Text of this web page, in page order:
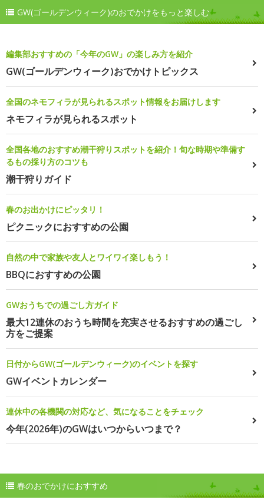
GW(ゴールデンウィーク)のおでかけをもっと楽しむ
編集部おすすめの「今年のGW」の楽しみ方を紹介
GW(ゴールデンウィーク)おでかけトピックス
全国のネモフィラが見られるスポット情報をお届けします
ネモフィラが見られるスポット
全国各地のおすすめ潮干狩りスポットを紹介！旬な時期や準備す
るもの採り方のコツも
潮干狩りガイド
春のお出かけにピッタリ！
ピクニックにおすすめの公園
自然の中で家族や友人とワイワイ楽しもう！
BBQにおすすめの公園
GWおうちでの過ごし方ガイド
最大12連休のおうち時間を充実させるおすすめの過ごし
方をご提案
日付からGW(ゴールデンウィーク)のイベントを探す
GWイベントカレンダー
連休中の各機関の対応など、気になることをチェック
今年(2026年)のGWはいつからいつまで？
春のおでかけにおすすめ